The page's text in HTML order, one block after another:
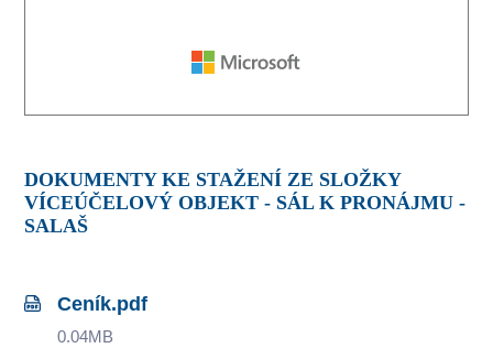
DOKUMENTY KE STAŽENÍ ZE SLOŽKY
VÍCEÚČELOVÝ OBJEKT - SÁL K PRONÁJMU -
SALAŠ
Ceník.pdf
0.04MB